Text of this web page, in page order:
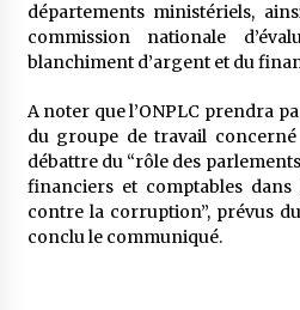
départements ministériels,
commission nationale
blanchiment d’argent et du
A noter que l’ONPLC prendra
du groupe de travail
débattre du “rôle des
financiers et comptables
contre la corruption”, prévus
conclu le communiqué.